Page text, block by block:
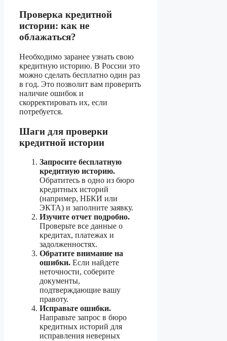
Проверка кредитной
истории: как не
облажаться?
Необходимо заранее узнать свою
кредитную историю. В России это
можно сделать бесплатно один раз
в год. Это позволит вам проверить
наличие ошибок и
скорректировать их, если
потребуется.
Шаги для проверки
кредитной истории
Запросите бесплатную
кредитную историю.
Обратитесь в одно из бюро
кредитных историй
(например, НБКИ или
ЭКТА) и заполните заявку.
Изучите отчет подробно.
Проверьте все данные о
кредитах, платежах и
задолженностях.
Обратите внимание на
ошибки. Если найдете
неточности, соберите
документы,
подтверждающие вашу
правоту.
Исправьте ошибки.
Направьте запрос в бюро
кредитных историй для
исправления неверных